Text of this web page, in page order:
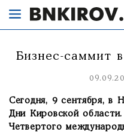
Бизнес-саммит
Сегодня, 9 сентября, в
Дни Кировской
Четвертого